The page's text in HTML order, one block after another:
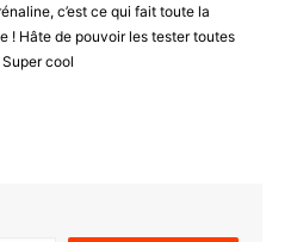
c’est ce qui fait toute la
! Hâte de pouvoir les tester toutes
cool